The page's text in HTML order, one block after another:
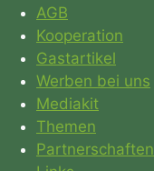
AGB
Kooperation
Gastartikel
Werben bei uns
Mediakit
Themen
Partnerschaften